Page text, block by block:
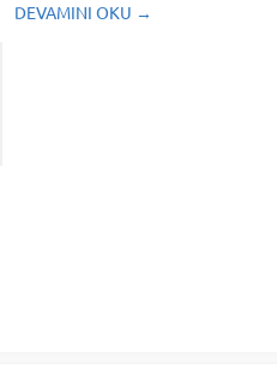
şimdiki bilgilere nazaran
DEVAMINI OKU →